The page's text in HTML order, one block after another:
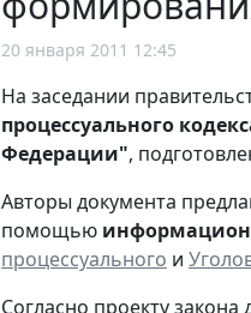
20 января 2011 12:45
На заседании
процессуального
Федерации",
Авторы документа
помощью
процессуального и
Согласно проекту